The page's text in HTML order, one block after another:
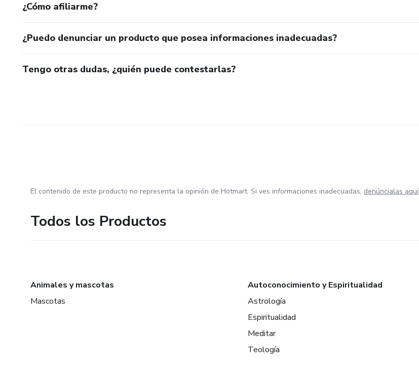
¿Cómo afiliarme?
¿Puedo denunciar un producto que posea informaciones inadecuadas?
Tengo otras dudas, ¿quién puede contestarlas?
El contenido de este producto no representa la opinión de Hotmart. Si ves informaciones inadecuadas, denúncialas aquí
Todos los Productos
Animales y mascotas
Mascotas
Autoconocimiento y Espiritualidad
Astrología
Espiritualidad
Meditar
Teología